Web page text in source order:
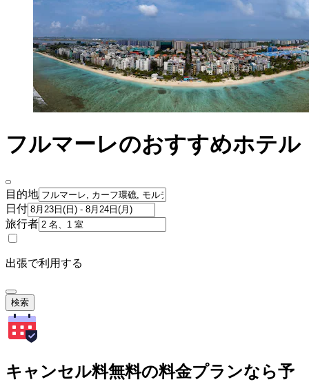
フルマーレのおすすめホテル
目的地
日付
旅行者
出張で利用する
検索
キャンセル料無料の料金プランなら予